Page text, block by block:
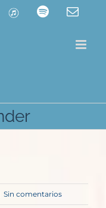
ITunes Spotify
Sin comentarios